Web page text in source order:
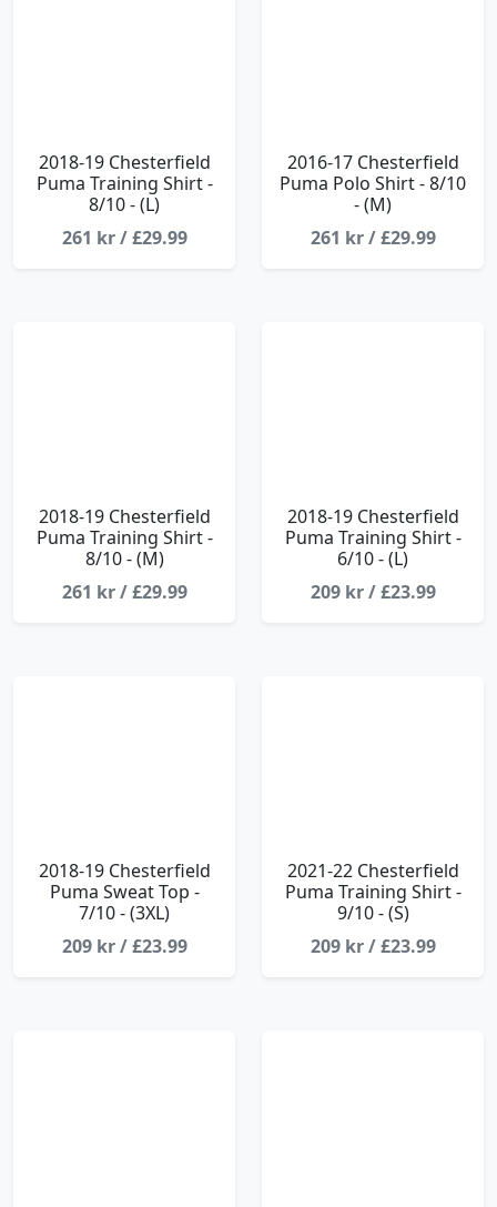
2018-19 Chesterfield
Puma Training Shirt -
8/10 - (L)
261 kr / £29.99
2016-17 Chesterfield
Puma Polo Shirt - 8/10
- (M)
261 kr / £29.99
2018-19 Chesterfield
Puma Training Shirt -
8/10 - (M)
261 kr / £29.99
2018-19 Chesterfield
Puma Training Shirt -
6/10 - (L)
209 kr / £23.99
2018-19 Chesterfield
Puma Sweat Top -
7/10 - (3XL)
209 kr / £23.99
2021-22 Chesterfield
Puma Training Shirt -
9/10 - (S)
209 kr / £23.99